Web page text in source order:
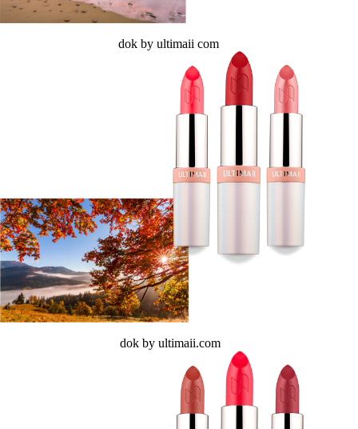
dok by ultimaii com
dok by ultimaii.com